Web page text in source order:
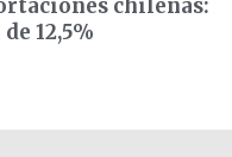
chilenas:
12,5%